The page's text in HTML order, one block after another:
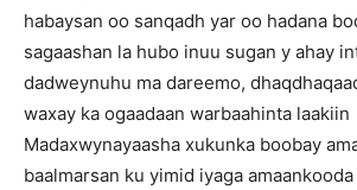
habaysan oo sanqadh yar oo hadana
sagaashan la hubo inuu sugan y ahay
dadweynuhu ma dareemo,
waxay ka ogaadaan warbaahinta laakiin
Madaxwynayaasha xukunka boobay
baalmarsan ku yimid iyaga